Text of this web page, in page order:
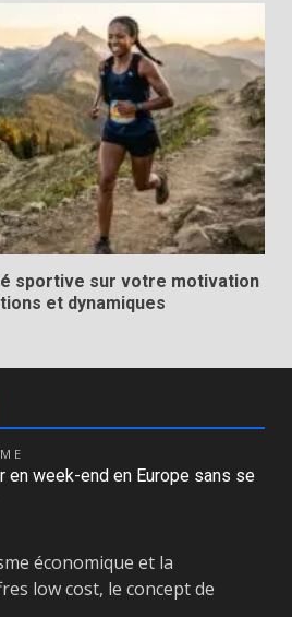
sportive sur votre motivation
et dynamiques
en week-end en Europe sans se
économique et la
low cost, le concept de